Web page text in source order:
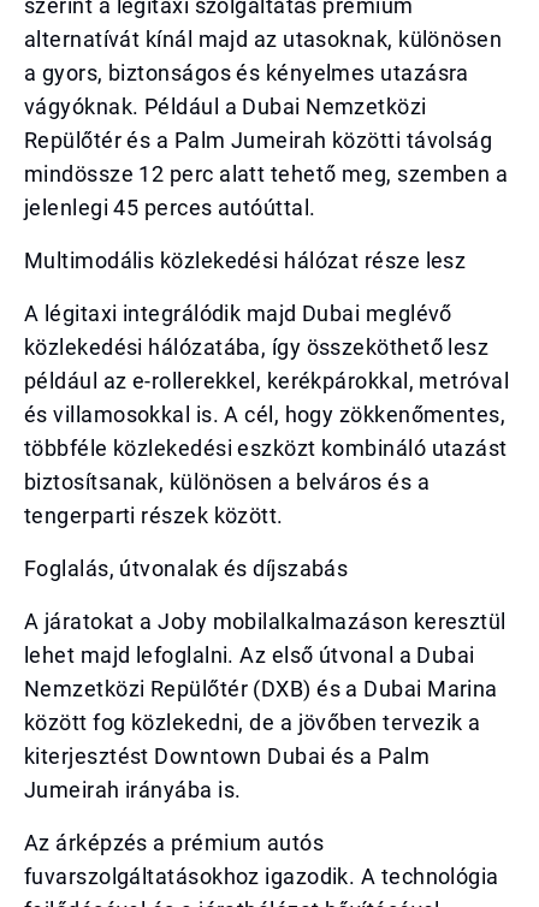
szerint a légitaxi szolgáltatás prémium
alternatívát kínál majd az utasoknak, különösen
a gyors, biztonságos és kényelmes utazásra
vágyóknak. Például a Dubai Nemzetközi
Repülőtér és a Palm Jumeirah közötti távolság
mindössze 12 perc alatt tehető meg, szemben a
jelenlegi 45 perces autóúttal.
Multimodális közlekedési hálózat része lesz
A légitaxi integrálódik majd Dubai meglévő
közlekedési hálózatába, így összeköthető lesz
például az e-rollerekkel, kerékpárokkal, metróval
és villamosokkal is. A cél, hogy zökkenőmentes,
többféle közlekedési eszközt kombináló utazást
biztosítsanak, különösen a belváros és a
tengerparti részek között.
Foglalás, útvonalak és díjszabás
A járatokat a Joby mobilalkalmazáson keresztül
lehet majd lefoglalni. Az első útvonal a Dubai
Nemzetközi Repülőtér (DXB) és a Dubai Marina
között fog közlekedni, de a jövőben tervezik a
kiterjesztést Downtown Dubai és a Palm
Jumeirah irányába is.
Az árképzés a prémium autós
fuvarszolgáltatásokhoz igazodik. A technológia